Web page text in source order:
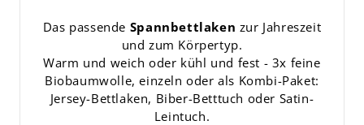
Das passende Spannbettlaken zur Jahreszeit
und zum Körpertyp.
Warm und weich oder kühl und fest - 3x feine
Biobaumwolle, einzeln oder als Kombi-Paket:
Jersey-Bettlaken, Biber-Betttuch oder Satin-
Leintuch.